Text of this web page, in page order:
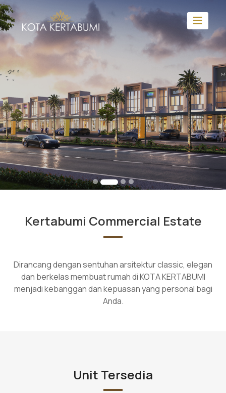
Kertabumi Commercial Estate
Dirancang dengan sentuhan arsitektur classic, elegan
dan berkelas membuat rumah di KOTA KERTABUMI
menjadi kebanggan dan kepuasan yang personal bagi
Anda.
Unit Tersedia